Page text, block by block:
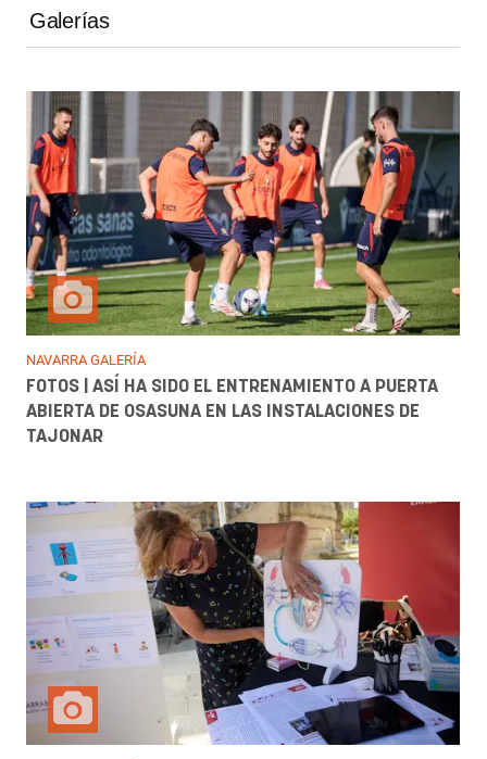
Galerías
NAVARRA GALERÍA
FOTOS | ASÍ HA SIDO EL ENTRENAMIENTO A PUERTA
ABIERTA DE OSASUNA EN LAS INSTALACIONES DE
TAJONAR